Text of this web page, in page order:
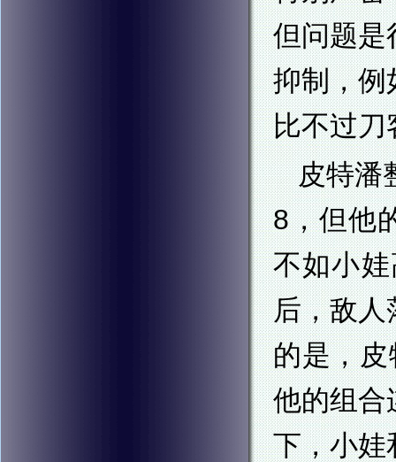
但问题是
抑制，例
比不过刀
皮特潘
8，但他
不如小
后，敌人
的是，
他的组合
下，小娃